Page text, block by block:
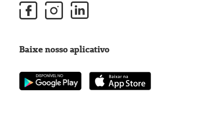
Baixe nosso aplicativo